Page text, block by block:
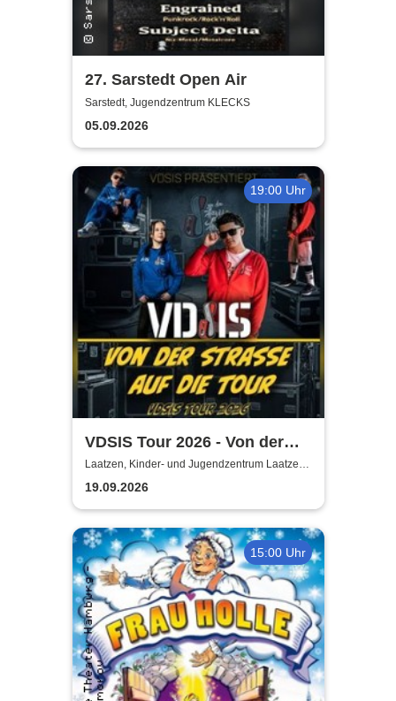
27. Sarstedt Open Air
Sarstedt, Jugendzentrum KLECKS
05.09.2026
19:00 Uhr
VDSIS Tour 2026 - Von der
Strasse auf die Tour
Laatzen, Kinder- und Jugendzentrum Laatzen
KiJuZ
19.09.2026
15:00 Uhr